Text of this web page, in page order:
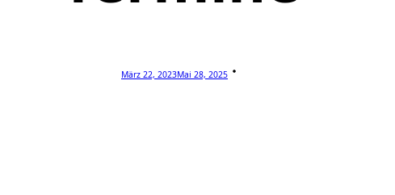
März 22, 2023Mai 28, 2025